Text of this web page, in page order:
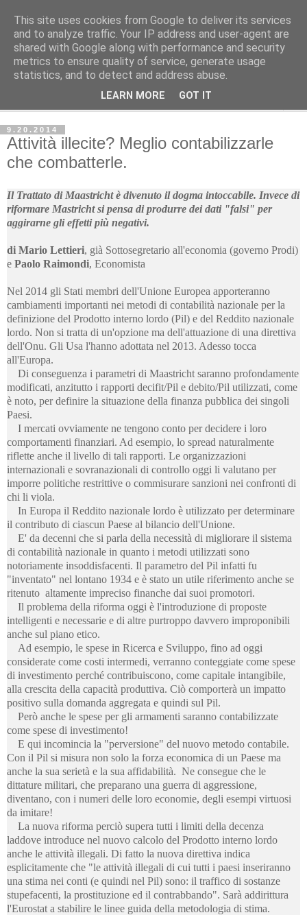
Avvenire dei Lavoratori
ECONOMIA
9.20.2014
Attività illecite? Meglio contabilizzarle
che combatterle.
Il Trattato di Maastricht è divenuto il dogma intoccabile. Invece di
riformare Mastricht si pensa di produrre dei dati "falsi" per
aggirarne gli effetti più negativi.
di Mario Lettieri, già Sottosegretario all'economia (governo Prodi)
e Paolo Raimondi, Economista
Nel 2014 gli Stati membri dell'Unione Europea apporteranno
cambiamenti importanti nei metodi di contabilità nazionale per la
definizione del Prodotto interno lordo (Pil) e del Reddito nazionale
lordo. Non si tratta di un'opzione ma dell'attuazione di una direttiva
dell'Onu. Gli Usa l'hanno adottata nel 2013. Adesso tocca
all'Europa.
Di conseguenza i parametri di Maastricht saranno profondamente
modificati, anzitutto i rapporti decifit/Pil e debito/Pil utilizzati, come
è noto, per definire la situazione della finanza pubblica dei singoli
Paesi.
I mercati ovviamente ne tengono conto per decidere i loro
comportamenti finanziari. Ad esempio, lo spread naturalmente
riflette anche il livello di tali rapporti. Le organizzazioni
internazionali e sovranazionali di controllo oggi li valutano per
imporre politiche restrittive o commisurare sanzioni nei confronti di
chi li viola.
In Europa il Reddito nazionale lordo è utilizzato per determinare
il contributo di ciascun Paese al bilancio dell'Unione.
E' da decenni che si parla della necessità di migliorare il sistema
di contabilità nazionale in quanto i metodi utilizzati sono
notoriamente insoddisfacenti. Il parametro del Pil infatti fu
"inventato" nel lontano 1934 e è stato un utile riferimento anche se
ritenuto altamente impreciso finanche dai suoi promotori.
Il problema della riforma oggi è l'introduzione di proposte
intelligenti e necessarie e di altre purtroppo davvero improponibili
anche sul piano etico.
Ad esempio, le spese in Ricerca e Sviluppo, fino ad oggi
considerate come costi intermedi, verranno conteggiate come spese
di investimento perché contribuiscono, come capitale intangibile,
alla crescita della capacità produttiva. Ciò comporterà un impatto
positivo sulla domanda aggregata e quindi sul Pil.
Però anche le spese per gli armamenti saranno contabilizzate
come spese di investimento!
E qui incomincia la "perversione" del nuovo metodo contabile.
Con il Pil si misura non solo la forza economica di un Paese ma
anche la sua serietà e la sua affidabilità. Ne consegue che le
dittature militari, che preparano una guerra di aggressione,
diventano, con i numeri delle loro economie, degli esempi virtuosi
da imitare!
La nuova riforma perciò supera tutti i limiti della decenza
laddove introduce nel nuovo calcolo del Prodotto interno lordo
anche le attività illegali. Di fatto la nuova direttiva indica
esplicitamente che "le attività illegali di cui tutti i paesi inseriranno
una stima nei conti (e quindi nel Pil) sono: il traffico di sostanze
stupefacenti, la prostituzione ed il contrabbando". Sarà addirittura
l'Eurostat a stabilire le linee guida della metodologia di stima.
This site uses cookies from Google to deliver its services
and to analyze traffic. Your IP address and user-agent are
shared with Google along with performance and security
metrics to ensure quality of service, generate usage
statistics, and to detect and address abuse.
LEARN MORE GOT IT